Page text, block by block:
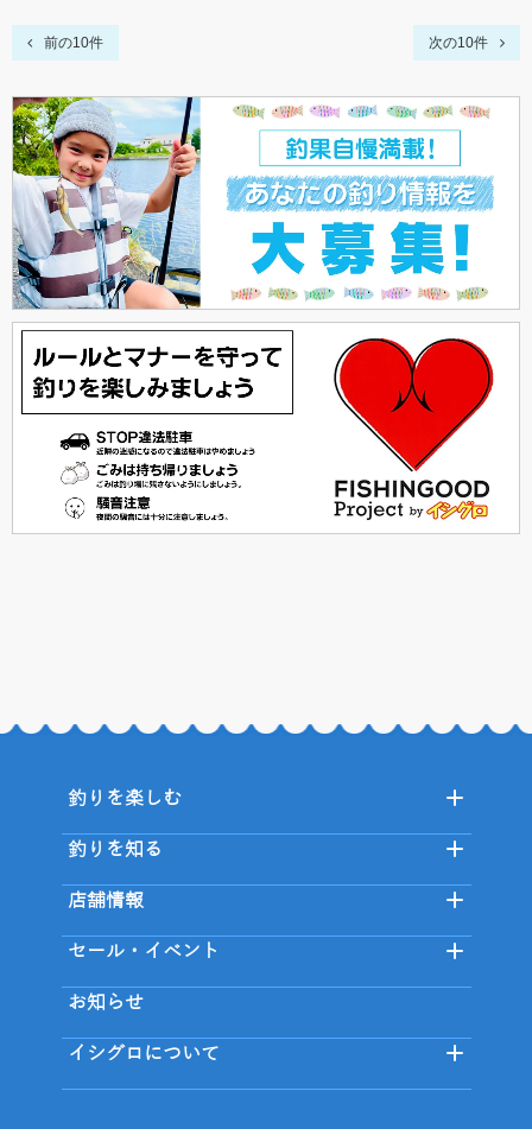
前の10件 次の10件
釣りを楽しむ
釣りを知る
店舗情報
セール・イベント
お知らせ
イシグロについて